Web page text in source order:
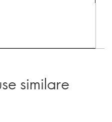
similare